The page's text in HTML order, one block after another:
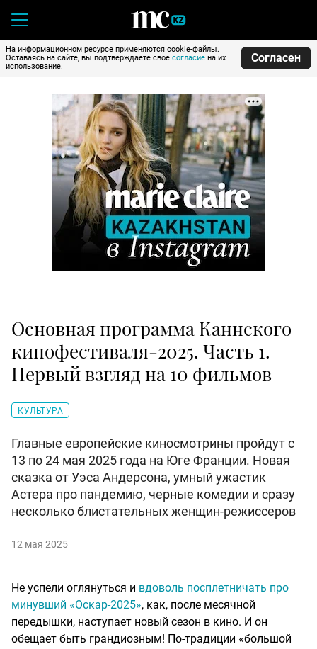
На информационном ресурсе применяются cookie-файлы.
Оставаясь на сайте, вы подтверждаете свое согласие на их
использование.
Согласен
Основная программа Каннского
кинофестиваля-2025. Часть 1.
Первый взгляд на 10 фильмов
КУЛЬТУРА
Главные европейские киносмотрины пройдут с
13 по 24 мая 2025 года на Юге Франции. Новая
сказка от Уэса Андерсона, умный ужастик
Астера про пандемию, черные комедии и сразу
несколько блистательных женщин-режиссеров
12 мая 2025
Не успели оглянуться и вдоволь посплетничать про
минувший «Оскар-2025», как, после месячной
передышки, наступает новый сезон в кино. И он
обещает быть грандиозным! По-традиции «большой